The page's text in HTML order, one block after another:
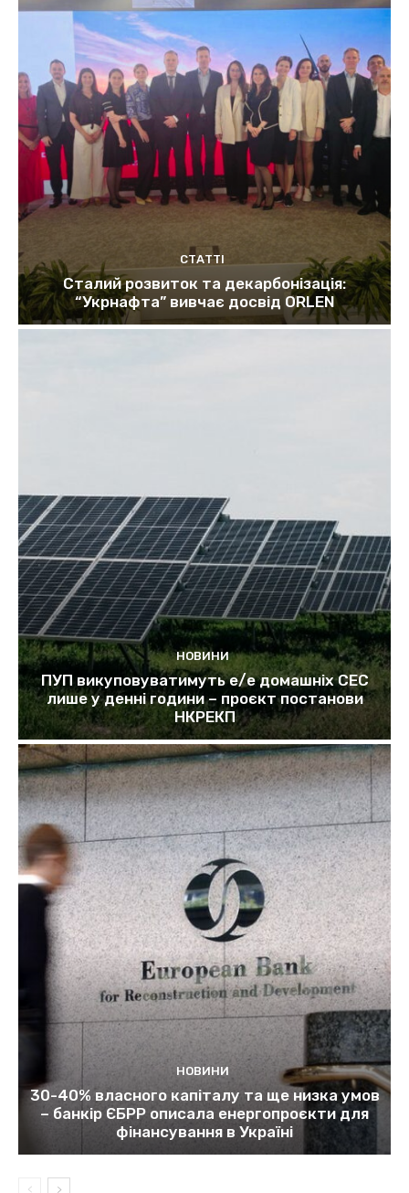
СТАТТІ
Сталий розвиток та декарбонізація:
“Укрнафта” вивчає досвід ORLEN
НОВИНИ
ПУП викуповуватимуть е/е домашніх СЕС
лише у денні години – проєкт постанови
НКРЕКП
НОВИНИ
30-40% власного капіталу та ще низка умов
– банкір ЄБРР описала енергопроєкти для
фінансування в Україні